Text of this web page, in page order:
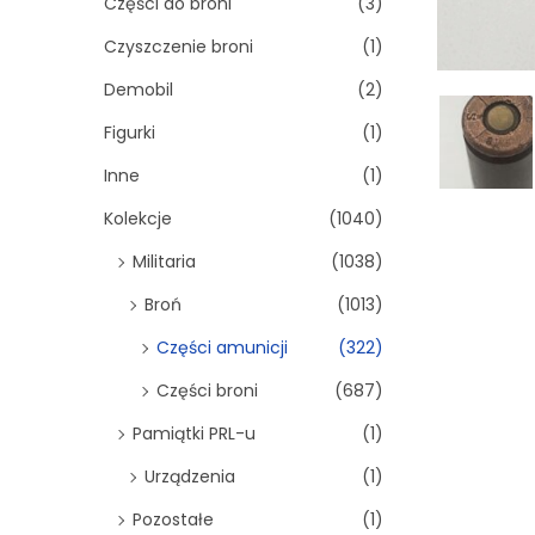
Czyszczenie broni
(1)
Demobil
(2)
Figurki
(1)
Inne
(1)
Kolekcje
(1040)
Militaria
(1038)
Broń
(1013)
Części amunicji
(322)
Części broni
(687)
Pamiątki PRL-u
(1)
Urządzenia
(1)
Pozostałe
(1)